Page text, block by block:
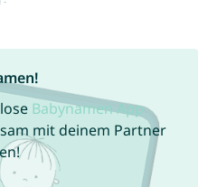
Babynamen App
mit deinem Partner